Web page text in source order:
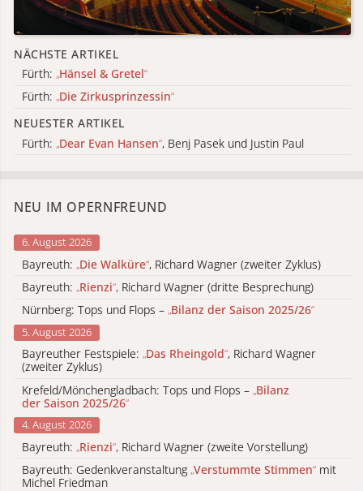
NÄCHSTE ARTIKEL
Fürth: „Hänsel & Gretel“
Fürth: „Die Zirkusprinzessin“
NEUESTER ARTIKEL
Fürth: „Dear Evan Hansen“, Benj Pasek und Justin Paul
NEU IM OPERNFREUND
6. August 2026
Bayreuth: „Die Walküre“, Richard Wagner (zweiter Zyklus)
Bayreuth: „Rienzi“, Richard Wagner (dritte Besprechung)
Nürnberg: Tops und Flops – „Bilanz der Saison 2025/26“
5. August 2026
Bayreuther Festspiele: „Das Rheingold“, Richard Wagner
(zweiter Zyklus)
Krefeld/Mönchengladbach: Tops und Flops – „Bilanz
der Saison 2025/26“
4. August 2026
Bayreuth: „Rienzi“, Richard Wagner (zweite Vorstellung)
Bayreuth: Gedenkveranstaltung „Verstummte Stimmen“ mit
Michel Friedman